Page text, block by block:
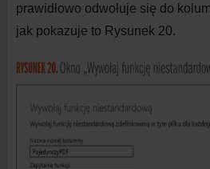
prawidłowo odwołuje się do
jak pokazuje to Rysunek 20.